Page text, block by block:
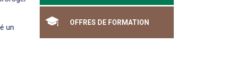
OFFRES DE FORMATION
un